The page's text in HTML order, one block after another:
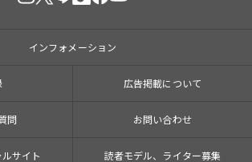
インフォメーション
広告掲載について
問 お問い合わせ
サイト 読者モデル、ライター募集